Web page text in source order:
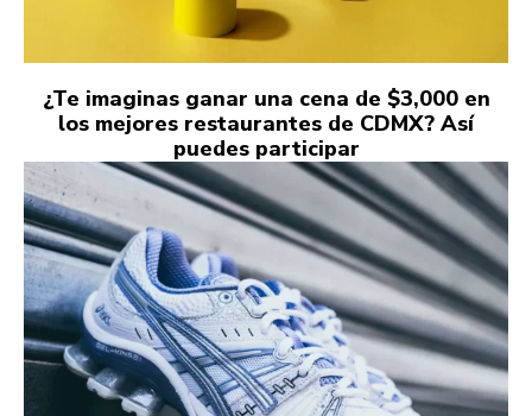
¿Te imaginas ganar una cena de $3,000 en
los mejores restaurantes de CDMX? Así
puedes participar